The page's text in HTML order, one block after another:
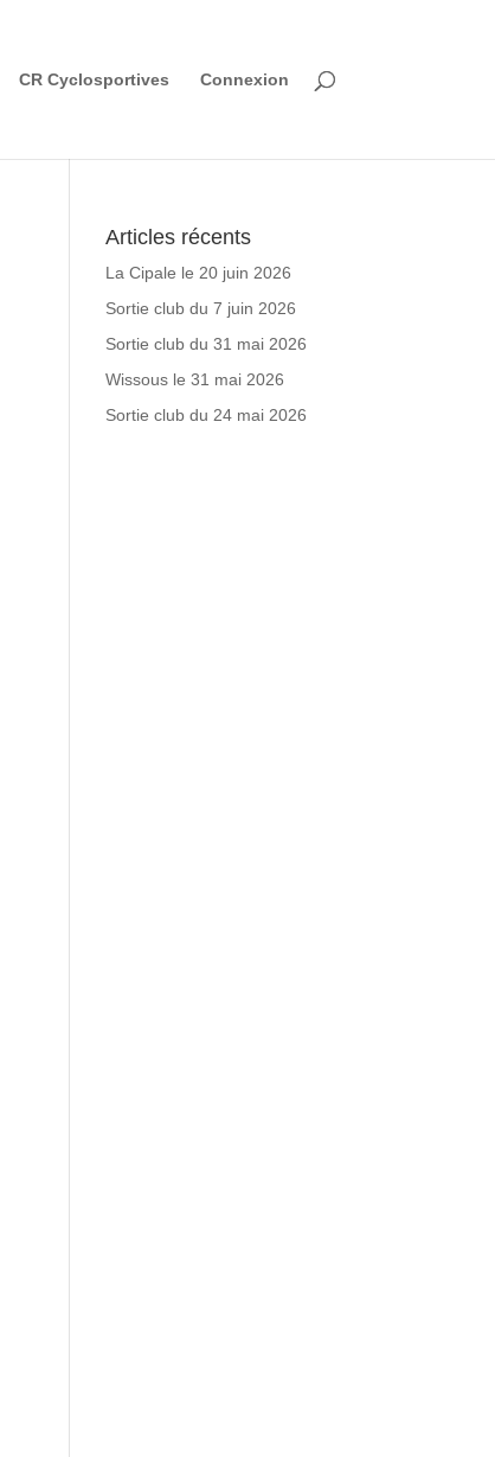
CR Cyclosportives Connexion
Articles récents
La Cipale le 20 juin 2026
Sortie club du 7 juin 2026
Sortie club du 31 mai 2026
Wissous le 31 mai 2026
Sortie club du 24 mai 2026